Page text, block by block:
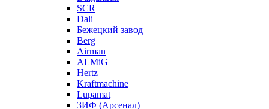
SCR
Dali
Бежецкий завод
Berg
Airman
ALMiG
Hertz
Kraftmachine
Lupamat
ЗИФ (Арсенал)